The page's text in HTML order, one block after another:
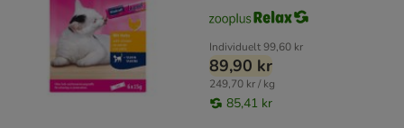
Individuelt99,60 kr
89,90 kr
249,70 kr / kg
85,41 kr